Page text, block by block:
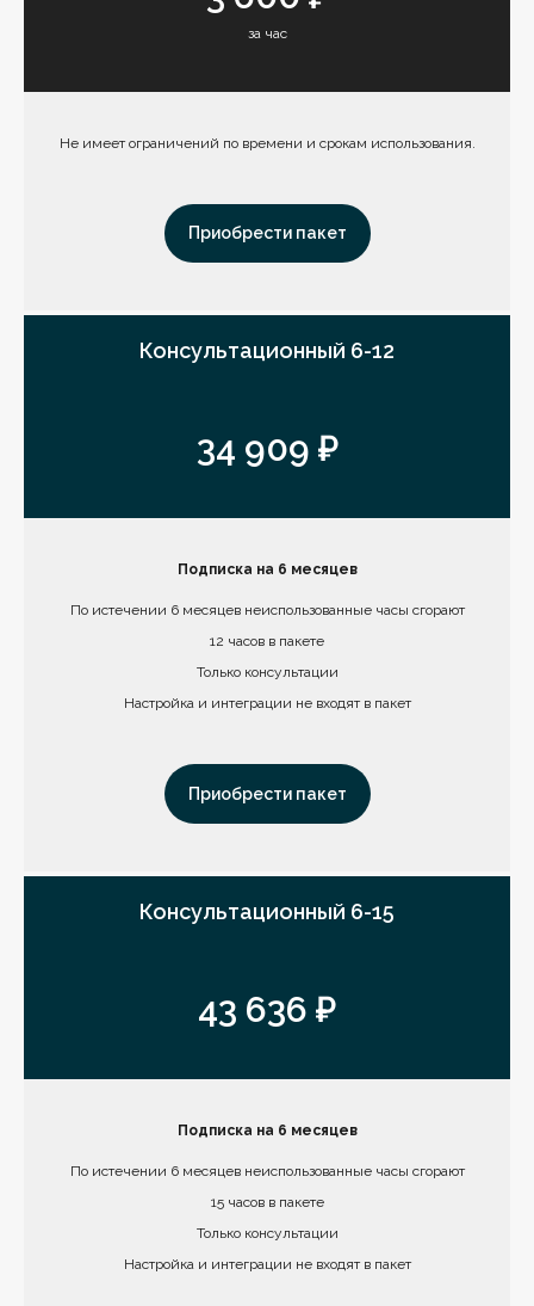
за час
Не имеет ограничений по времени и срокам использования.
Приобрести пакет
Консультационный 6-12
34 909 ₽
Подписка на 6 месяцев
По истечении 6 месяцев неиспользованные часы сгорают
12 часов в пакете
Только консультации
Настройка и интеграции не входят в пакет
Приобрести пакет
Консультационный 6-15
43 636 ₽
Подписка на 6 месяцев
По истечении 6 месяцев неиспользованные часы сгорают
15 часов в пакете
Только консультации
Настройка и интеграции не входят в пакет